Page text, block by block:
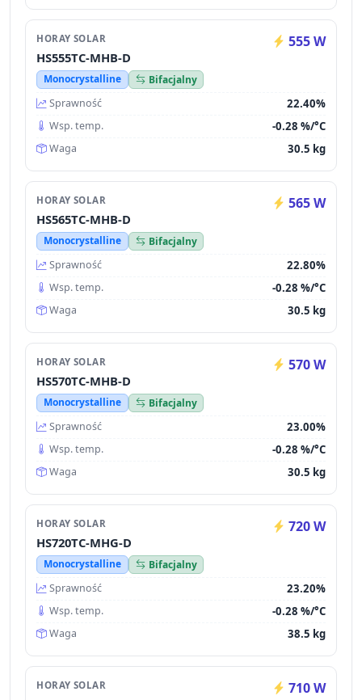
HORAY SOLAR 555 W
HS555TC-MHB-D
Monocrystalline
Bifacjalny
Sprawność
22.40%
Wsp. temp. -0.28 %/°C
Waga 30.5 kg
HORAY SOLAR 565 W
HS565TC-MHB-D
Monocrystalline
Bifacjalny
Sprawność
22.80%
Wsp. temp. -0.28 %/°C
Waga 30.5 kg
HORAY SOLAR 570 W
HS570TC-MHB-D
Monocrystalline
Bifacjalny
Sprawność
23.00%
Wsp. temp. -0.28 %/°C
Waga 30.5 kg
HORAY SOLAR 720 W
HS720TC-MHG-D
Monocrystalline
Bifacjalny
Sprawność
23.20%
Wsp. temp. -0.28 %/°C
Waga 38.5 kg
HORAY SOLAR 710 W